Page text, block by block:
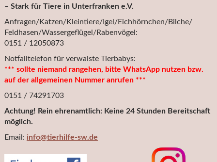
– Stark für Tiere in Unterfranken e.V.
Anfragen/Katzen/Kleintiere/Igel/Eichhörnchen/Bilche/
Feldhasen/Wassergeflügel/Rabenvögel:
0151 / 12050873
Notfalltelefon für verwaiste Tierbabys:
*** sollte niemand rangehen, bitte WhatsApp nutzen bzw.
auf der allgemeinen Nummer anrufen ***
0151 / 74291703
Achtung! Rein ehrenamtlich: Keine 24 Stunden Bereitschaft
möglich.
Email: info@tierhilfe-sw.de